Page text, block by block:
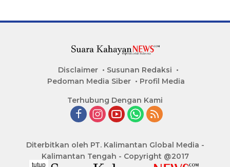
Disclaimer
Susunan Redaksi
Pedoman Media Siber
Profil Media
Terhubung Dengan Kami
Diterbitkan oleh PT. Kalimantan Global Media -
Kalimantan Tengah - Copyright @2017
tutup